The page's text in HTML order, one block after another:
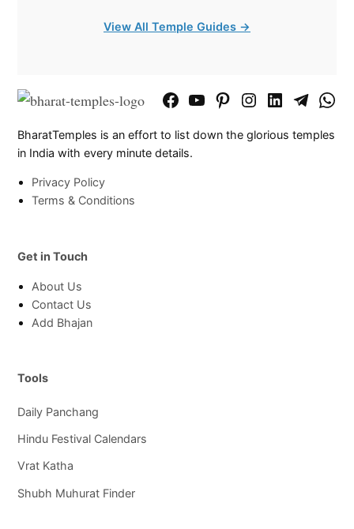
View All Temple Guides →
FacebookYouTubePinterestInstagram
LinkedInTelegram
BharatTemples is an effort to list down the glorious temples
in India with every minute details.
Privacy Policy
Terms & Conditions
Get in Touch
About Us
Contact Us
Add Bhajan
Tools
Daily Panchang
Hindu Festival Calendars
Vrat Katha
Shubh Muhurat Finder